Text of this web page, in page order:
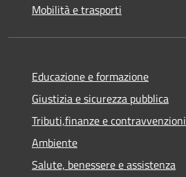
Mobilità e trasporti
Educazione e formazione
Giustizia e sicurezza pubblica
Tributi,finanze e contravvenzioni
Ambiente
Salute, benessere e assistenza